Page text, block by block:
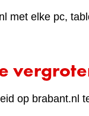
met elke pc,
op brabant.nl